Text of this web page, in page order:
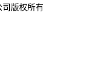
司版权所有